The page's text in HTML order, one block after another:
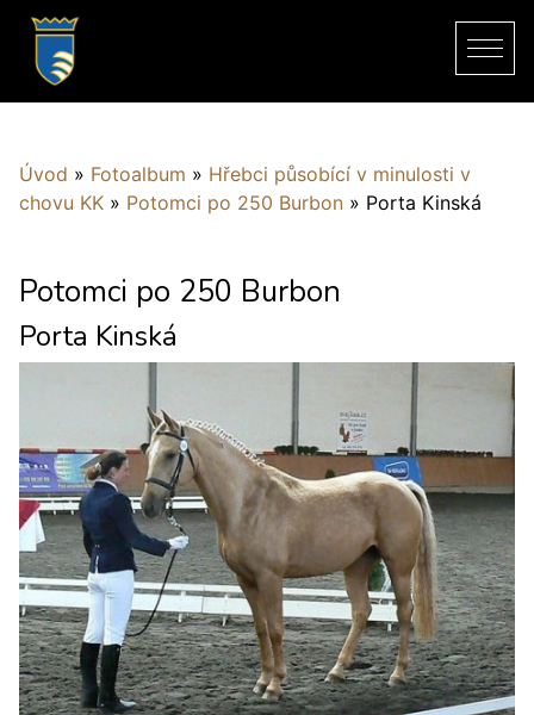
Úvod » Fotoalbum » Hřebci působící v minulosti v
chovu KK » Potomci po 250 Burbon » Porta Kinská
Potomci po 250 Burbon
Porta Kinská